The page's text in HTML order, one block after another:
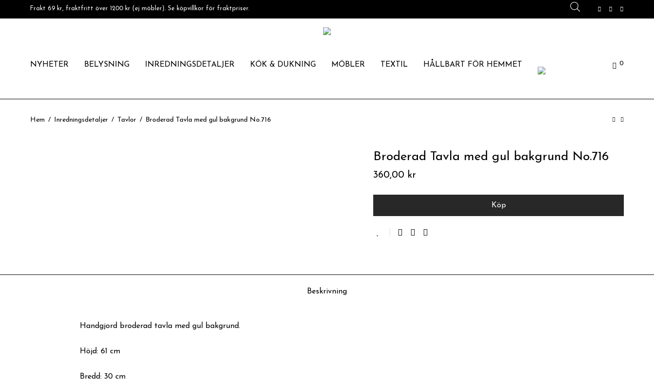
Frakt 69 kr, fraktfritt över 1200 kr (ej möbler). Se köpvillkor för fraktpriser.
NYHETER BELYSNING INREDNINGSDETALJER KÖK & DUKNING MÖBLER TEXTIL HÅLLBART FÖR HEMMET 0
Hem / Inredningsdetaljer / Tavlor / Broderad Tavla med gul bakgrund No.716
Broderad Tavla med gul bakgrund No.716
360,00 kr
Köp
Beskrivning
Handgjord broderad tavla med gul bakgrund.
Höjd: 61 cm
Bredd: 30 cm